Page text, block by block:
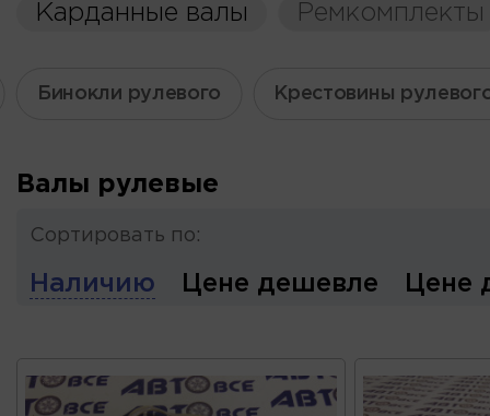
Карданные валы
Ремкомплекты
Бинокли рулевого Крестовины
Валы рулевые
Сортировать по:
Наличию Цене дешевле Цене